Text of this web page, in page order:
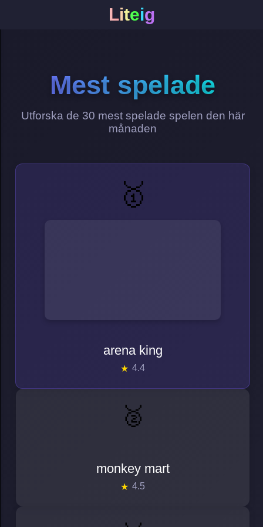
Liteig
Mest spelade
Utforska de 30 mest spelade spelen den här
månaden
🥇
arena king
4.4
🥈
monkey mart
4.5